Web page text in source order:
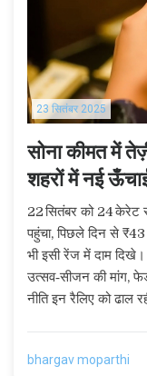
23 सितंबर 2025
सोना कीमत में
शहरों में नई
22 सितंबर को 24 केरेट
पहुंचा, पिछले दिन से
भी इसी रेंज में दाम दिखे।
उत्सव‑सीजन की मांग,
नीति इन रैलिए को ढाल
bhargav moparthi